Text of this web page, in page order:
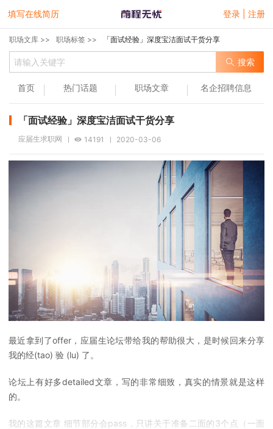
填写在线简历 登录 | 注册
职场文库 >> 职场标签 >> 「面试经验」深度宝洁面试干货分享
搜索
首页 热门话题 职场文章 名企招聘信息
「面试经验」深度宝洁面试干货分享
应届生求职网 14191 2020-03-06
最近拿到了offer，应届生论坛带给我的帮助很大，是时候回来分享
我的经(tao) 验 (lu) 了。
论坛上有好多detailed文章，写的非常细致，真实的情景就是这样
的。
我的这篇文章 细节部分会pass，只讲关于准备二面的3个点（一面